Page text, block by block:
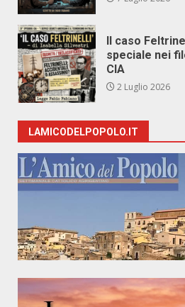
Il caso
speciale nei
CIA
2 Luglio 2026
LAMICODELPOPOLO.IT